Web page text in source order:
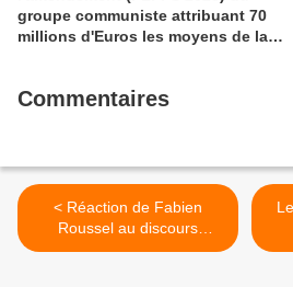
groupe communiste attribuant 70
millions d'Euros les moyens de la
Commentaires
< Réaction de Fabien
Roussel au discours
d'Emmanuel Macron : Une